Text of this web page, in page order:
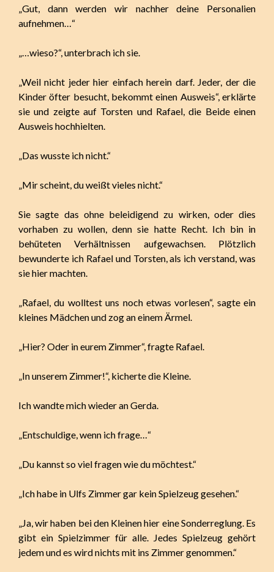
„Gut, dann werden wir nachher deine Personalien
aufnehmen…“
„…wieso?“, unterbrach ich sie.
„Weil nicht jeder hier einfach herein darf. Jeder, der die
Kinder öfter besucht, bekommt einen Ausweis“, erklärte
sie und zeigte auf Torsten und Rafael, die Beide einen
Ausweis hochhielten.
„Das wusste ich nicht.“
„Mir scheint, du weißt vieles nicht.“
Sie sagte das ohne beleidigend zu wirken, oder dies
vorhaben zu wollen, denn sie hatte Recht. Ich bin in
behüteten Verhältnissen aufgewachsen. Plötzlich
bewunderte ich Rafael und Torsten, als ich verstand, was
sie hier machten.
„Rafael, du wolltest uns noch etwas vorlesen“, sagte ein
kleines Mädchen und zog an einem Ärmel.
„Hier? Oder in eurem Zimmer“, fragte Rafael.
„In unserem Zimmer!“, kicherte die Kleine.
Ich wandte mich wieder an Gerda.
„Entschuldige, wenn ich frage…“
„Du kannst so viel fragen wie du möchtest.“
„Ich habe in Ulfs Zimmer gar kein Spielzeug gesehen.“
„Ja, wir haben bei den Kleinen hier eine Sonderreglung. Es
gibt ein Spielzimmer für alle. Jedes Spielzeug gehört
jedem und es wird nichts mit ins Zimmer genommen.“